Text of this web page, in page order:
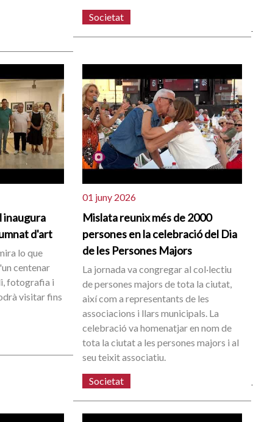
Societat
inaugura
d'art
lo que
centenar
fotografia i
visitar fins
01 juny 2026
Mislata reunix més de 2000
persones en la celebració del Dia
de les Persones Majors
La jornada va congregar al col·lectiu
de persones majors de tota la ciutat,
així com a representants de les
associacions i llars municipals. La
celebració va homenatjar en nom de
tota la ciutat a les persones majors i al
seu teixit associatiu.
Societat